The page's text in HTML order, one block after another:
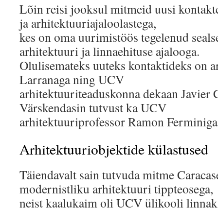
Lõin reisi jooksul mitmeid uusi
ja arhitektuuriajaloolastega,
kes on oma uurimistöös tegelenud
arhitektuuri ja linnaehituse ajalooga.
Olulisemateks uuteks kontaktideks on
Larranaga ning UCV
arhitektuuriteaduskonna dekaan Javier
Värskendasin tutvust ka UCV
arhitektuuriprofessor Ramon
Arhitektuuriobjektide külastused
Täiendavalt sain tutvuda mitme
modernistliku arhitektuuri tippteosega,
neist kaalukaim oli UCV ülikooli